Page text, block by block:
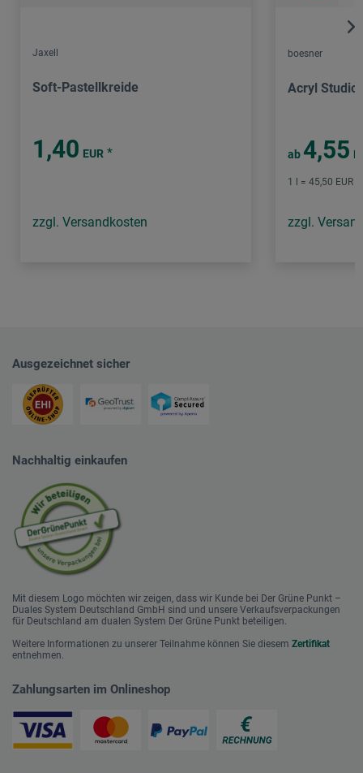
Jaxell
Soft-Pastellkreide
1,40 EUR *
zzgl. Versandkosten
boesner
Acryl Studio
ab 4,55
1 l = 45,50 EUR
zzgl.
Ausgezeichnet sicher
Nachhaltig einkaufen
Mit diesem Logo möchten wir zeigen, dass wir Kunde bei Der Grüne Punkt –
Duales System Deutschland GmbH sind und unsere Verkaufsverpackungen
für Deutschland am dualen System Der Grüne Punkt beteiligen.
Weitere Informationen zu unserer Teilnahme können Sie diesem Zertifikat
entnehmen.
Zahlungsarten im Onlineshop